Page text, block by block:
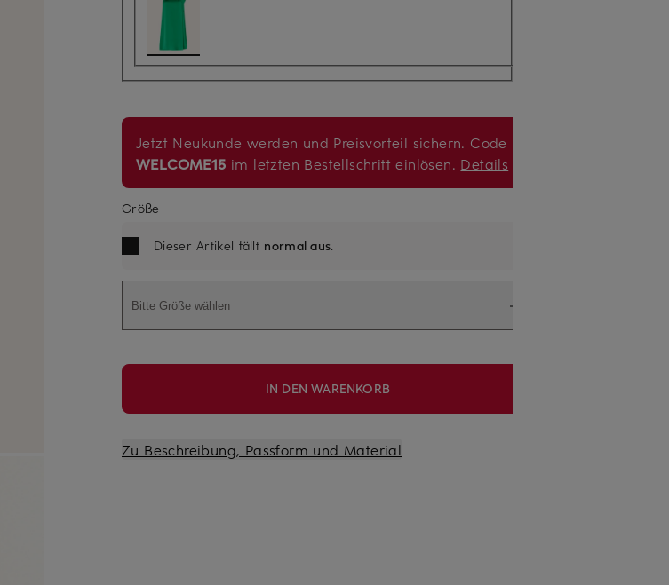
Jetzt Neukunde werden und Preisvorteil sichern. Code
WELCOME15 im letzten Bestellschritt einlösen. Details
Größe
Dieser Artikel fällt normal aus.
Bitte Größe wählen
IN DEN WARENKORB
Zu Beschreibung, Passform und Material